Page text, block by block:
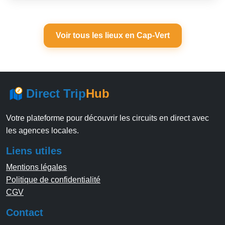
Voir tous les lieux en Cap-Vert
Direct TripHub
Votre plateforme pour découvrir les circuits en direct avec
les agences locales.
Liens utiles
Mentions légales
Politique de confidentialité
CGV
Contact